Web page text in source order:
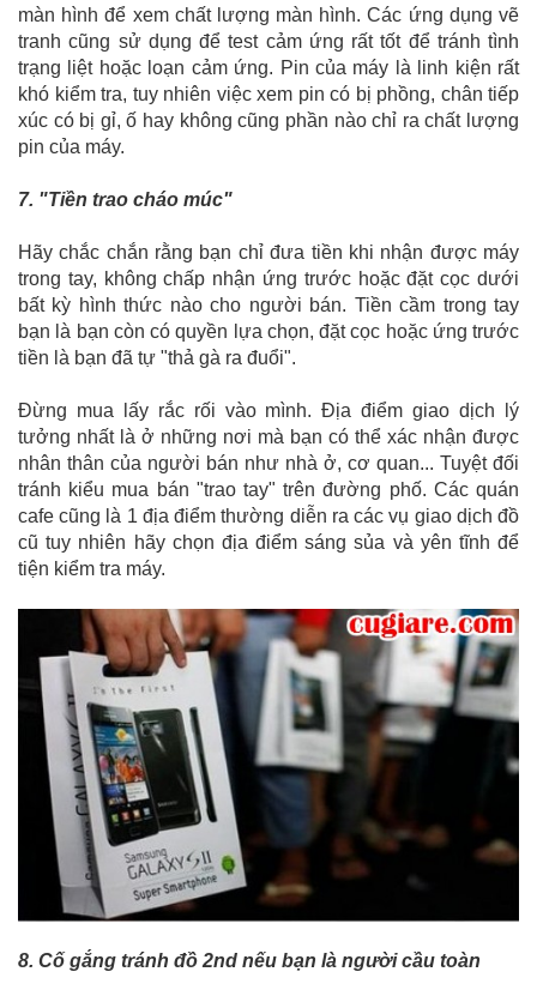
màn hình để xem chất lượng màn hình. Các ứng dụng vẽ
tranh cũng sử dụng để test cảm ứng rất tốt để tránh tình
trạng liệt hoặc loạn cảm ứng. Pin của máy là linh kiện rất
khó kiểm tra, tuy nhiên việc xem pin có bị phồng, chân tiếp
xúc có bị gỉ, ố hay không cũng phần nào chỉ ra chất lượng
pin của máy.
7. "Tiền trao cháo múc"
Hãy chắc chắn rằng bạn chỉ đưa tiền khi nhận được máy
trong tay, không chấp nhận ứng trước hoặc đặt cọc dưới
bất kỳ hình thức nào cho người bán. Tiền cầm trong tay
bạn là bạn còn có quyền lựa chọn, đặt cọc hoặc ứng trước
tiền là bạn đã tự "thả gà ra đuổi".
Đừng mua lấy rắc rối vào mình. Địa điểm giao dịch lý
tưởng nhất là ở những nơi mà bạn có thể xác nhận được
nhân thân của người bán như nhà ở, cơ quan... Tuyệt đối
tránh kiểu mua bán "trao tay" trên đường phố. Các quán
cafe cũng là 1 địa điểm thường diễn ra các vụ giao dịch đồ
cũ tuy nhiên hãy chọn địa điểm sáng sủa và yên tĩnh để
tiện kiểm tra máy.
8. Cố gắng tránh đồ 2nd nếu bạn là người cầu toàn